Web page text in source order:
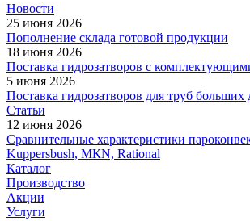
Новости
25 июня 2026
Пополнение склада готовой продукции
18 июня 2026
Поставка гидрозатворов с
5 июня 2026
Поставка гидрозатворов для труб больших
Статьи
12 июня 2026
Сравнительные характеристики
Kuppersbush, МКN, Rational
Каталог
Производство
Акции
Услуги